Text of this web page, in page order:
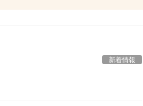
新着情報